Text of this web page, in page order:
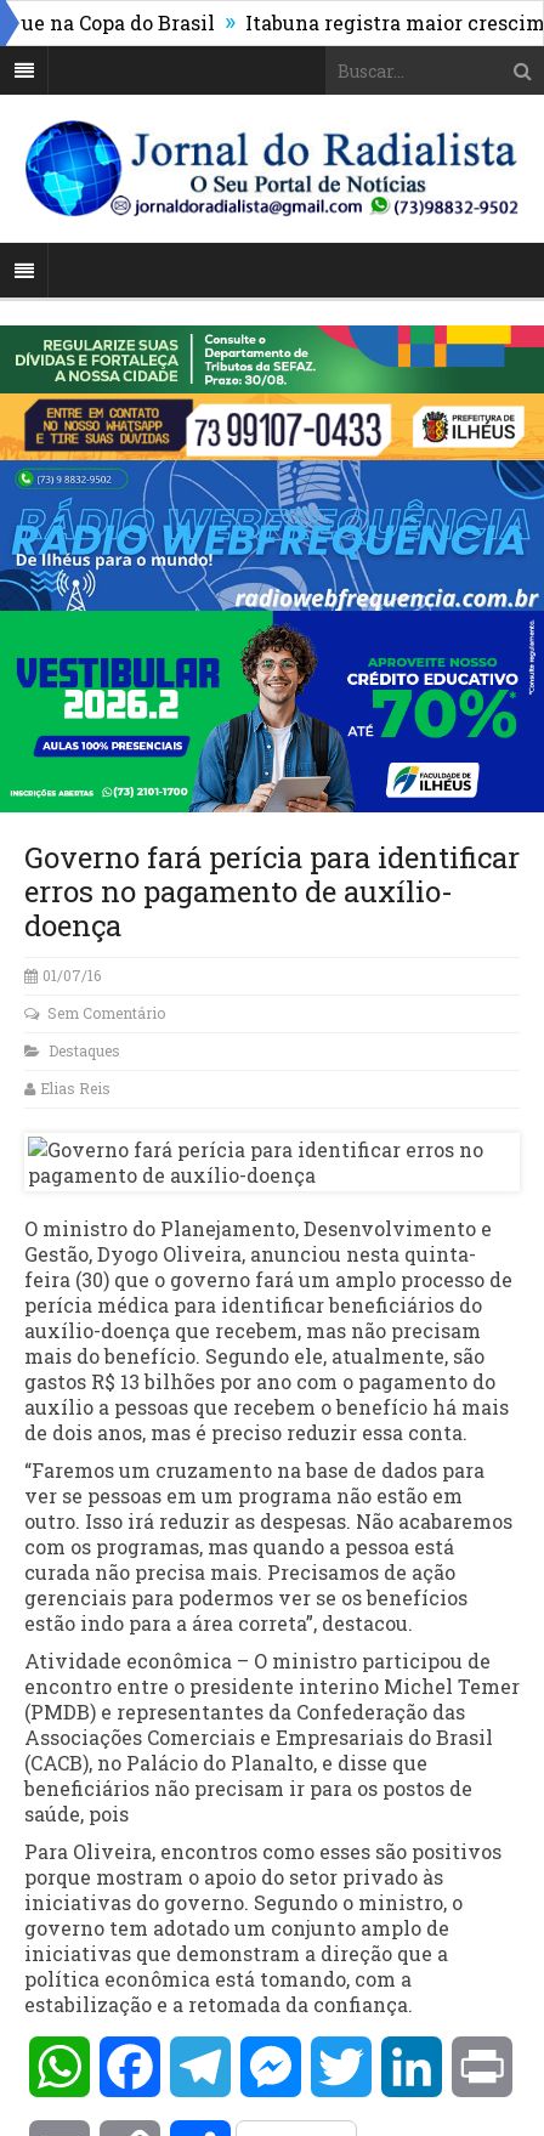
Copa do Brasil » Itabuna registra maior crescimento
Governo fará perícia para identificar
erros no pagamento de auxílio-
doença
01/07/16
Sem Comentário
Destaques
Elias Reis
O ministro do Planejamento, Desenvolvimento e
Gestão, Dyogo Oliveira, anunciou nesta quinta-
feira (30) que o governo fará um amplo processo de
perícia médica para identificar beneficiários do
auxílio-doença que recebem, mas não precisam
mais do benefício. Segundo ele, atualmente, são
gastos R$ 13 bilhões por ano com o pagamento do
auxílio a pessoas que recebem o benefício há mais
de dois anos, mas é preciso reduzir essa conta.
“Faremos um cruzamento na base de dados para
ver se pessoas em um programa não estão em
outro. Isso irá reduzir as despesas. Não acabaremos
com os programas, mas quando a pessoa está
curada não precisa mais. Precisamos de ação
gerenciais para podermos ver se os benefícios
estão indo para a área correta”, destacou.
Atividade econômica – O ministro participou de
encontro entre o presidente interino Michel Temer
(PMDB) e representantes da Confederação das
Associações Comerciais e Empresariais do Brasil
(CACB), no Palácio do Planalto, e disse que
beneficiários não precisam ir para os postos de
saúde, pois
Para Oliveira, encontros como esses são positivos
porque mostram o apoio do setor privado às
iniciativas do governo. Segundo o ministro, o
governo tem adotado um conjunto amplo de
iniciativas que demonstram a direção que a
política econômica está tomando, com a
estabilização e a retomada da confiança.
WhatsAppFacebookTelegramMessengerTwitter LinkedIn